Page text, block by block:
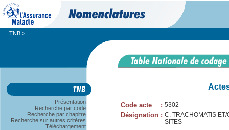
TNB >
Présentation
Recherche par code
Recherche par chapitre
Recherche sur autres critères
Téléchargement
Code acte : 5302
Désignation : C. TRACHOMATIS
SITES